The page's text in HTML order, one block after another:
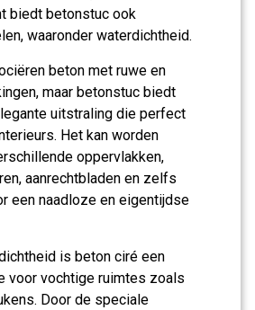
biedt betonstuc ook
waaronder waterdichtheid.
beton met ruwe en
maar betonstuc biedt
uitstraling die perfect
Het kan worden
oppervlakken,
aanrechtbladen en zelfs
een naadloze en eigentijdse
is beton ciré een
voor vochtige ruimtes zoals
Door de speciale